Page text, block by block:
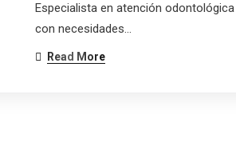
Especialista en atención
con necesidades…
Read More